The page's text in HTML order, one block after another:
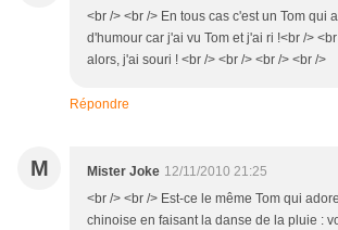
<br /> <br /> En tous cas c'est un Tom qui
d'humour car j'ai vu Tom et j'ai ri !<br />
alors, j'ai souri ! <br /> <br /> <br /> <br />
Répondre
M Mister Joke 12/11/2010 21:25
<br /> <br /> Est-ce le même Tom qui
chinoise en faisant la danse de la pluie :